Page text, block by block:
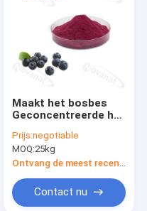
Maakt het bosbes
Geconcentreerde het
Aroma van de
Fruitgroente/In water
oplosbaar/Etiket
schoon
Prijs:negotiable
MOQ:25kg
Contact nu